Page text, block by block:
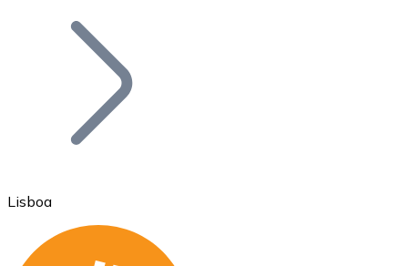
Bitcoin
Lisboa